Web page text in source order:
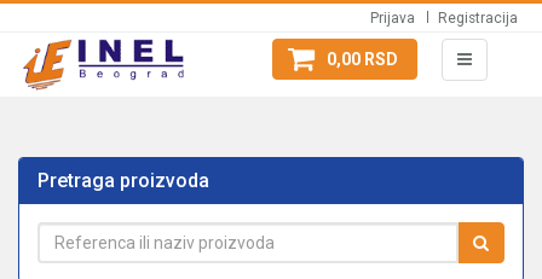
Prijava Registracija
0,00 RSD
Pretraga proizvoda